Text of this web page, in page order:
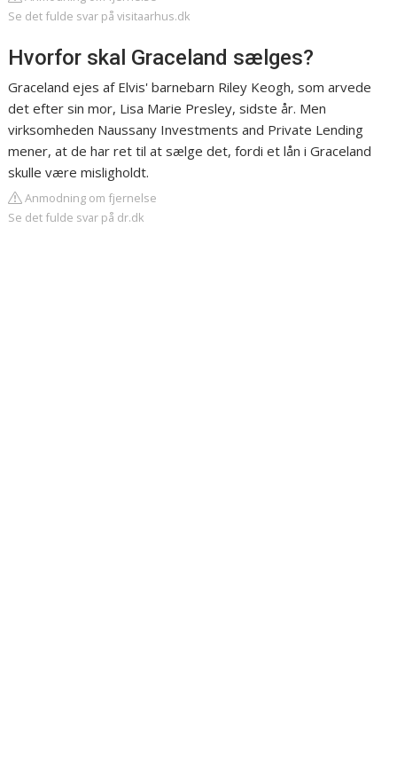
Se det fulde svar på visitaarhus.dk
Hvorfor skal Graceland sælges?
Graceland ejes af Elvis' barnebarn Riley Keogh, som arvede
det efter sin mor, Lisa Marie Presley, sidste år. Men
virksomheden Naussany Investments and Private Lending
mener, at de har ret til at sælge det, fordi et lån i Graceland
skulle være misligholdt.
Anmodning om fjernelse
Se det fulde svar på dr.dk